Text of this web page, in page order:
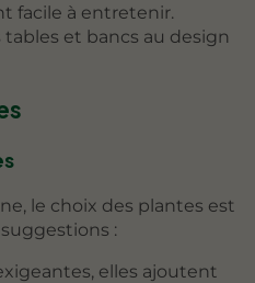
facile à entretenir.
et bancs au design
le choix des plantes est
:
elles ajoutent